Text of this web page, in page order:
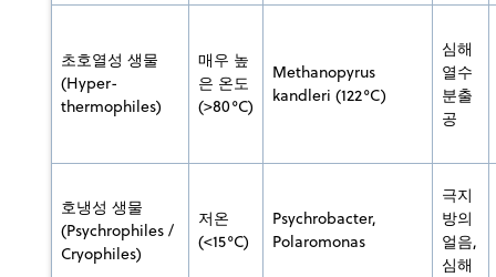
초호열성 생물
(Hyper-
thermophiles)
매우 높
은 온도
(>80°C)
Methanopyrus
kandleri (122°C)
심해
열수
분출
공
호냉성 생물
(Psychrophiles /
Cryophiles)
저온
(<15°C)
Psychrobacter,
Polaromonas
극지
방의
얼음,
심해